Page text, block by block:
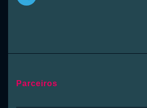
Parceiros